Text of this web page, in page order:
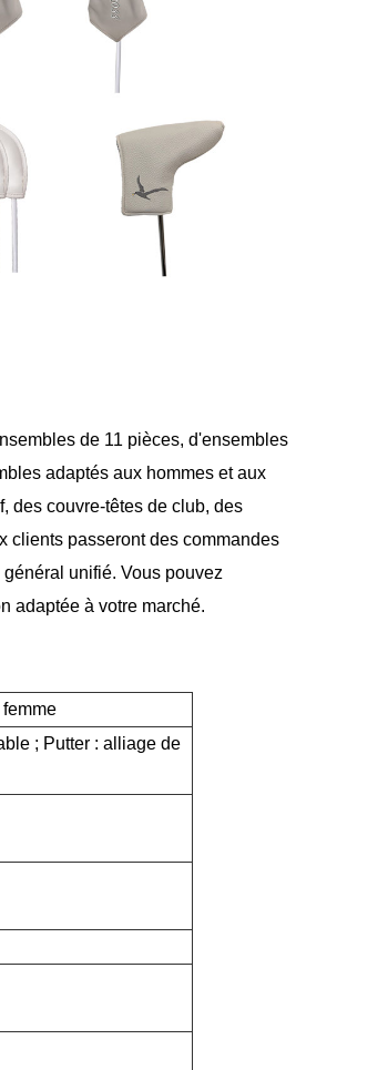
de 11 pièces, d'ensembles
adaptés aux hommes et aux
des couvre-têtes de club, des
clients passeront des commandes
unifié. Vous pouvez
adaptée à votre marché.
; Putter : alliage de